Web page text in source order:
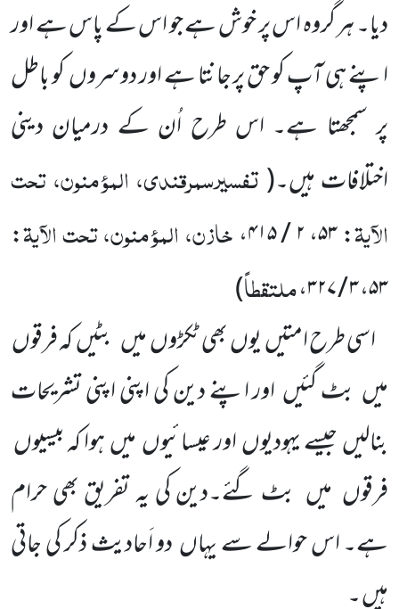
دیا۔ ہر گروہ اس پر خوش ہے جو اس کے پاس ہے اور
اپنے ہی آپ کو حق پر جانتا ہے اور دوسروںکو باطل
پر سمجھتا ہے۔ اس طرح اُن کے درمیان دینی
اختلافات ہیں۔(تفسیرسمرقندی، المؤمنون، تحت
الآیۃ:۵۳،۲ / ۴۱۵ ،خازن، المؤمنون، تحت الآیۃ:
۵۳،۳ / ۳۲۷ ،ملتقطاً)
اسی طرح امتیںیوںبھی ٹکڑوںمیں بٹیںکہ فرقوں
میں بٹ گئیںاور اپنے دین کی اپنی اپنی تشریحات
بنالیںجیسے یہودیوںاور عیسائیوںمیںہوا کہ بیسیوں
فرقوں میں بٹ گئے۔دین کی یہ تفریق بھی حرام
ہے۔ اس حوالے سے یہاںدو اَحادیث ذکر کی جاتی
ہیں ۔